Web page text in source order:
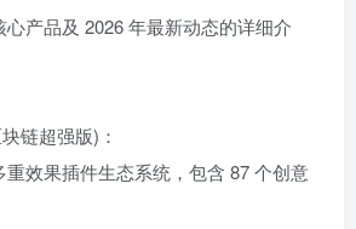
产品及 2026 年最新动态的详细介
链超强版)：
效果插件生态系统，包含 87 个创意